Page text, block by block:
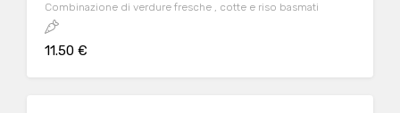
Combinazione di verdure fresche , cotte e riso basmati
11.50 €